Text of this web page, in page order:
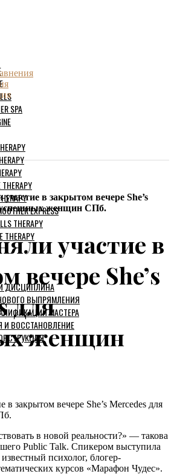
SPA
EXPRESS
THERAPY
THERAPY
ДИСЦИПЛИНА
ВЫПРЯМЛЕНИЯ
МАСТЕРА
И ВОССТАНОВЛЕНИЕ
в закрытом вечере She’s
успешных женщин СПб.
участие в
вечере She’s
для
женщин
в новой реальности?» — такова
Public Talk. Спикером выступила
психолог, блогер-
курсов «Марафон Чудес».